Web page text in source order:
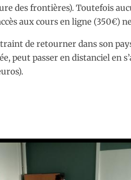
des frontières). Toutefois
aux cours en ligne (350€)
de retourner dans son
peut passer en distanciel en